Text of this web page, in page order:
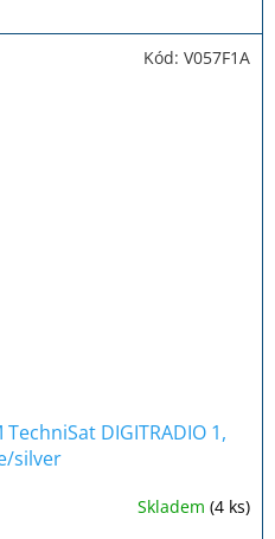
DIGITRADIO 1,
silver
Skladem(4 ks)
Kód: V057F1A